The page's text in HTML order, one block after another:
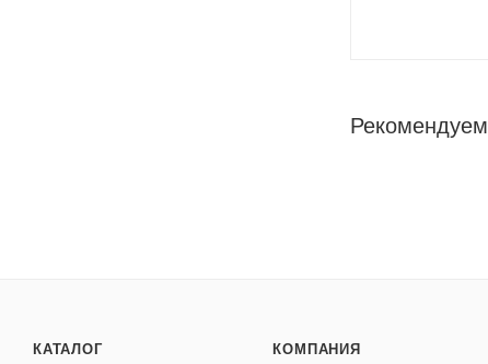
Рекомендуем
КАТАЛОГ КОМПАНИЯ